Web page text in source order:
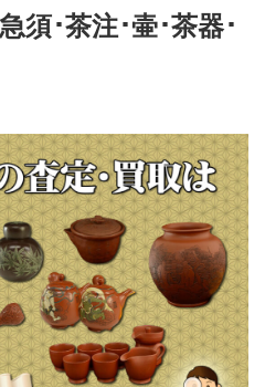
須･茶注･壷･茶器･